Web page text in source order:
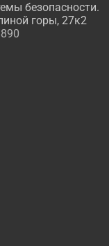
безопасности.
горы, 27к2